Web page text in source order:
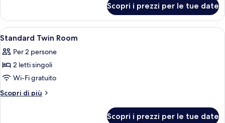
King
Double
Room
44
sqm
Floor
Premier
King
Room
44
Scopri i prezzi per le tue date
Apri
tutte
le
foto
per
Standard
Una camera d'albergo con due letti,
1
Standard Twin Room
Per 2 persone
2 letti singoli
Wi-Fi gratuito
Scopri di più
Altri
Scopri i prezzi per le tue date